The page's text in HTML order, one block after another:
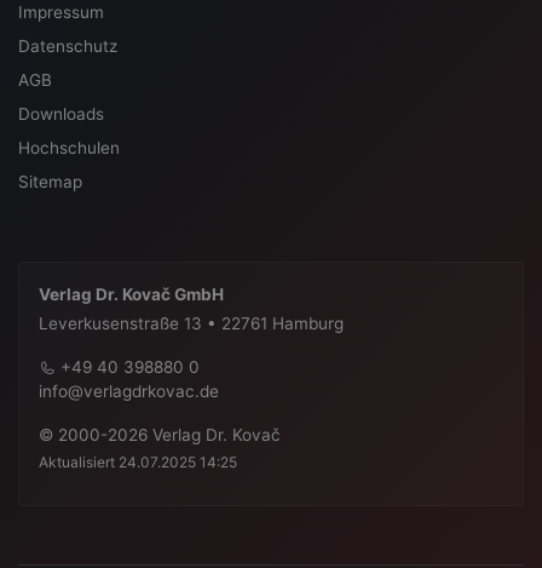
Impressum
Datenschutz
AGB
Downloads
Hochschulen
Sitemap
Verlag Dr. Kovač GmbH
Leverkusenstraße 13 • 22761 Hamburg
+49 40 398880 0
info@verlagdrkovac.de
© 2000-2026 Verlag Dr. Kovač
Aktualisiert 24.07.2025 14:25